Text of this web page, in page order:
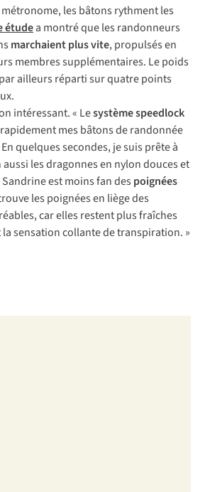
les bâtons rythment les
étudea montré que les randonneurs
marchaient plus vite, propulsés en
membres supplémentaires. Le poids
ailleurs réparti sur quatre points
intéressant. « Lesystème speedlock
mes bâtons de randonnée
quelques secondes, je suis prête à
les dragonnes en nylon douces et
est moins fan des poignées
les poignées en liège des
car elles restent plus fraîches
sensation collante de transpiration. »